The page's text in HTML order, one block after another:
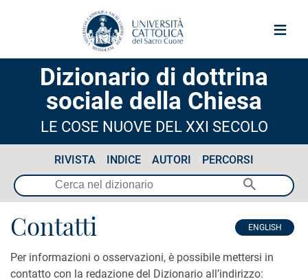
≡
Dizionario di dottrina
sociale della Chiesa
LE COSE NUOVE DEL XXI SECOLO
RIVISTA INDICE AUTORI PERCORSI
ENGLISH
Contatti
Per informazioni o osservazioni, è possibile mettersi in
contatto con la redazione del Dizionario all’indirizzo: